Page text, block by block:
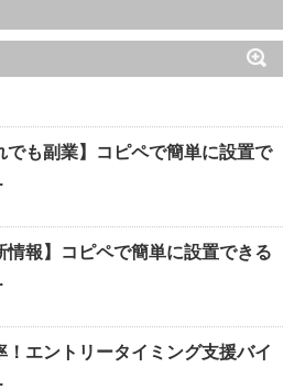
でも副業】コピペで簡単に設置で
情報】コピペで簡単に設置できる
！エントリータイミング支援バイ